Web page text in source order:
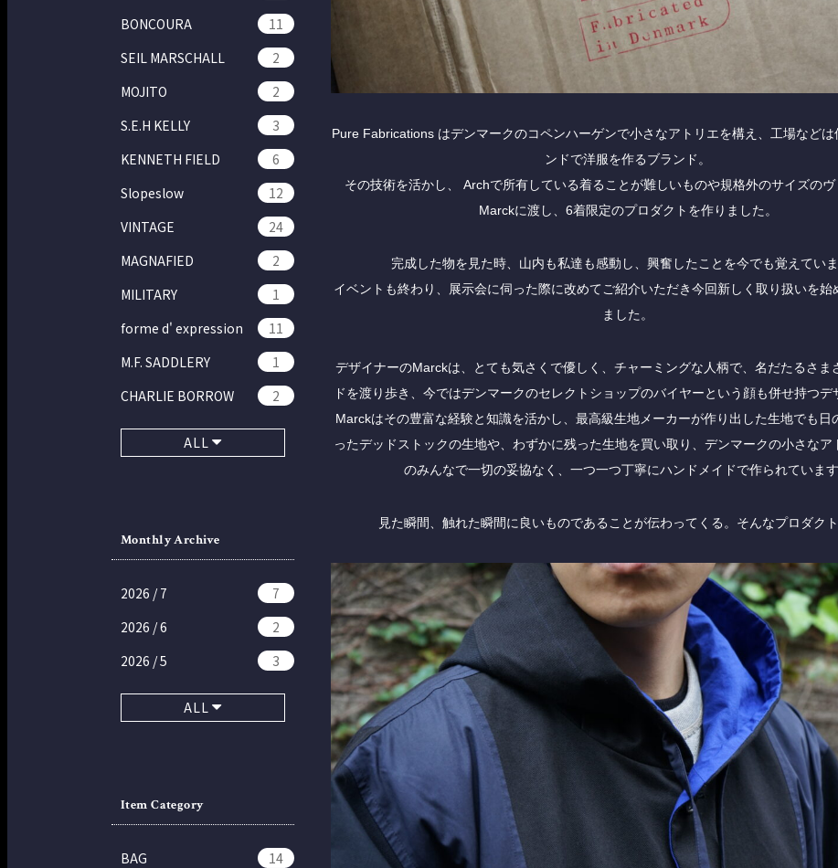
BONCOURA
11
SEIL MARSCHALL
2
MOJITO
2
S.E.H KELLY
3
KENNETH FIELD
6
Slopeslow
12
VINTAGE
24
MAGNAFIED
2
MILITARY
1
forme d' expression
11
M.F. SADDLERY
1
CHARLIE BORROW
2
ALL
Monthly Archive
2026 / 7
7
2026 / 6
2
2026 / 5
3
ALL
Item Category
BAG
14
Pure Fabrications はデンマークのコペンハーゲンで小さなアトリエを構え、工場などは
ンドで洋服を作るブランド。
その技術を活かし、 Archで所有している着ることが難しいものや規格外のサイズの
Marckに渡し、6着限定のプロダクトを作りました。
完成した物を見た時、山内も私達も感動し、興奮したことを今でも覚えていま
イベントも終わり、展示会に伺った際に改めてご紹介いただき今回新しく取り扱いを始
ました。
デザイナーのMarckは、とても気さくで優しく、チャーミングな人柄で、名だたるさま
ドを渡り歩き、今ではデンマークのセレクトショップのバイヤーという顔も併せ持つデ
Marckはその豊富な経験と知識を活かし、最高級生地メーカーが作り出した生地でも日
ったデッドストックの生地や、わずかに残った生地を買い取り、デンマークの小さなア
のみんなで一切の妥協なく、一つ一つ丁寧にハンドメイドで作られています
見た瞬間、触れた瞬間に良いものであることが伝わってくる。そんなプロダクト